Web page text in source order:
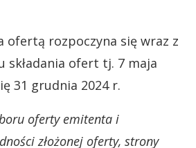
ofertą rozpoczyna się wraz z
składania ofert tj. 7 maja
31 grudnia 2024 r.
oferty emitenta i
złożonej oferty, strony